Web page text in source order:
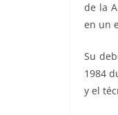
de la
en un
Su
1984
y el